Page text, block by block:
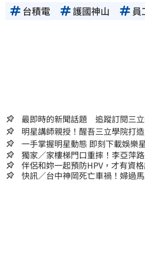
台積電 護國神山 員
最即時的新聞話題 追蹤訂閱三
明星講師親授！醒吾三立學院打
一手掌握明星動態 即刻下
獨家／家樓梯門口重摔！李亞萍
「最新傷況」曝
伴侶和妳一起預防HPV，才有資格
快訊／台中神岡死亡車禍！婦過